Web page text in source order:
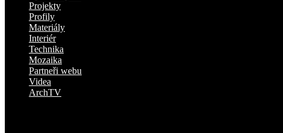
Projekty
Profily
Materiály
Interiér
Technika
Mozaika
Partneři webu
Videa
ArchTV